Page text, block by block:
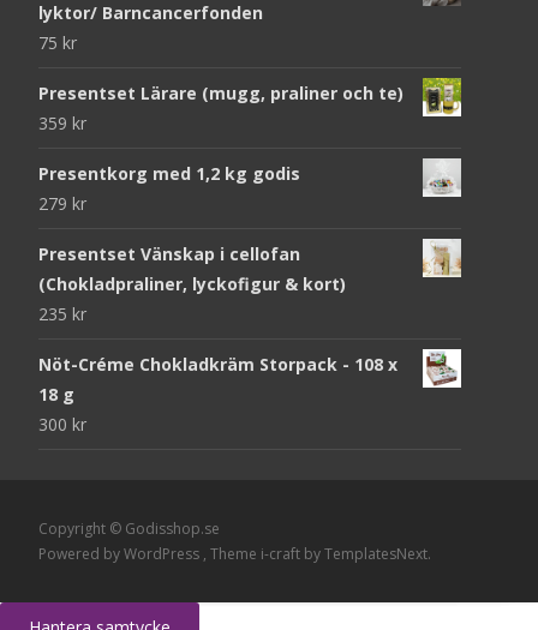
lyktor/ Barncancerfonden
75 kr
Presentset Lärare (mugg, praliner och te)
359 kr
Presentkorg med 1,2 kg godis
279 kr
Presentset Vänskap i cellofan
(Chokladpraliner, lyckofigur & kort)
235 kr
Nöt-Créme Chokladkräm Storpack - 108 x
18 g
300 kr
Copyright © Godisshop.se
Powered by WordPress , Theme i-craft by TemplatesNext.